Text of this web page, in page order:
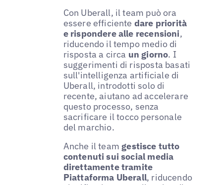
Con Uberall, il team può ora
essere efficiente dare priorità
e rispondere alle recensioni,
riducendo il tempo medio di
risposta a circa un giorno. I
suggerimenti di risposta basati
sull'intelligenza artificiale di
Uberall, introdotti solo di
recente, aiutano ad accelerare
questo processo, senza
sacrificare il tocco personale
del marchio.
Anche il teamgestisce tutto
contenuti sui social media
direttamente tramite
Piattaforma Uberall, riducendo